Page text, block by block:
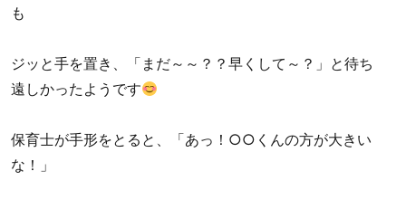
も
ジッと手を置き、「まだ～～？？早くして～？」と待ち
遠しかったようです
保育士が手形をとると、「あっ！○○くんの方が大きい
な！」